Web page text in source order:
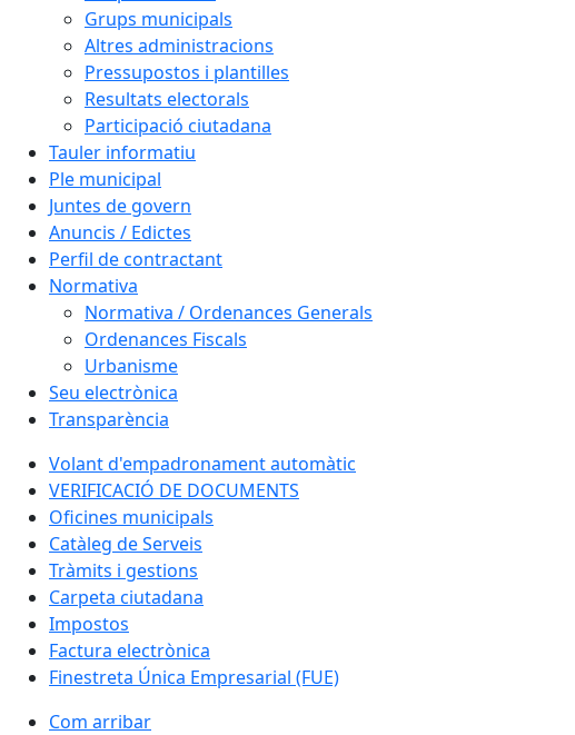
Grups municipals
Altres administracions
Pressupostos i plantilles
Resultats electorals
Participació ciutadana
Tauler informatiu
Ple municipal
Juntes de govern
Anuncis / Edictes
Perfil de contractant
Normativa
Normativa / Ordenances Generals
Ordenances Fiscals
Urbanisme
Seu electrònica
Transparència
Volant d'empadronament automàtic
VERIFICACIÓ DE DOCUMENTS
Oficines municipals
Catàleg de Serveis
Tràmits i gestions
Carpeta ciutadana
Impostos
Factura electrònica
Finestreta Única Empresarial (FUE)
Com arribar